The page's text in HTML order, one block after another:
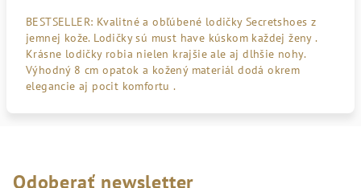
BESTSELLER: Kvalitné a obľúbené lodičky Secretshoes z
jemnej kože. Lodičky sú must have kúskom každej ženy .
Krásne lodičky robia nielen krajšie ale aj dlhšie nohy.
Výhodný 8 cm opatok a kožený materiál dodá okrem
elegancie aj pocit komfortu .
Odoberať newsletter